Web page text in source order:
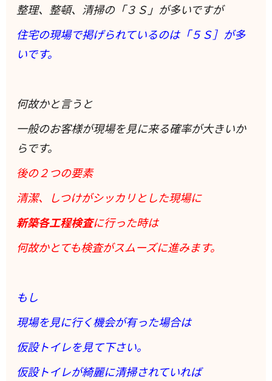
整理、整頓、清掃の「３Ｓ」が多いですが
住宅の現場で掲げられているのは「５Ｓ］が多
いです。
何故かと言うと
一般のお客様が現場を見に来る確率が大きいか
らです。
後の２つの要素
清潔、しつけがシッカリとした現場に
新築各工程検査に行った時は
何故かとても検査がスムーズに進みます。
もし
現場を見に行く機会が有った場合は
仮設トイレを見て下さい。
仮設トイレが綺麗に清掃されていれば